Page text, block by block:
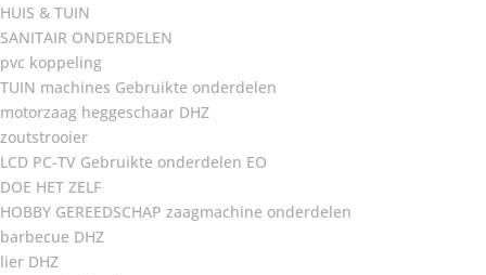
HUIS & TUIN
SANITAIR ONDERDELEN
pvc koppeling
TUIN machines Gebruikte onderdelen
motorzaag heggeschaar DHZ
zoutstrooier
LCD PC-TV Gebruikte onderdelen EO
DOE HET ZELF
HOBBY GEREEDSCHAP zaagmachine onderdelen
barbecue DHZ
lier DHZ